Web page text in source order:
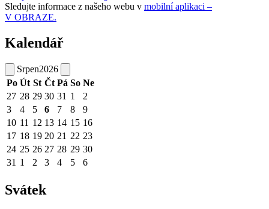
Sledujte informace z našeho webu v mobilní aplikaci –
V OBRAZE.
Kalendář
Srpen2026
Po Út St Čt Pá So Ne
27 28 29 30 31 1
2
3
4 5 6 7 8
9
10 11 12 13 14 15 16
17 18 19 20 21 22 23
24 25 26 27 28 29 30
31 1 2 3 4 5 6
Svátek